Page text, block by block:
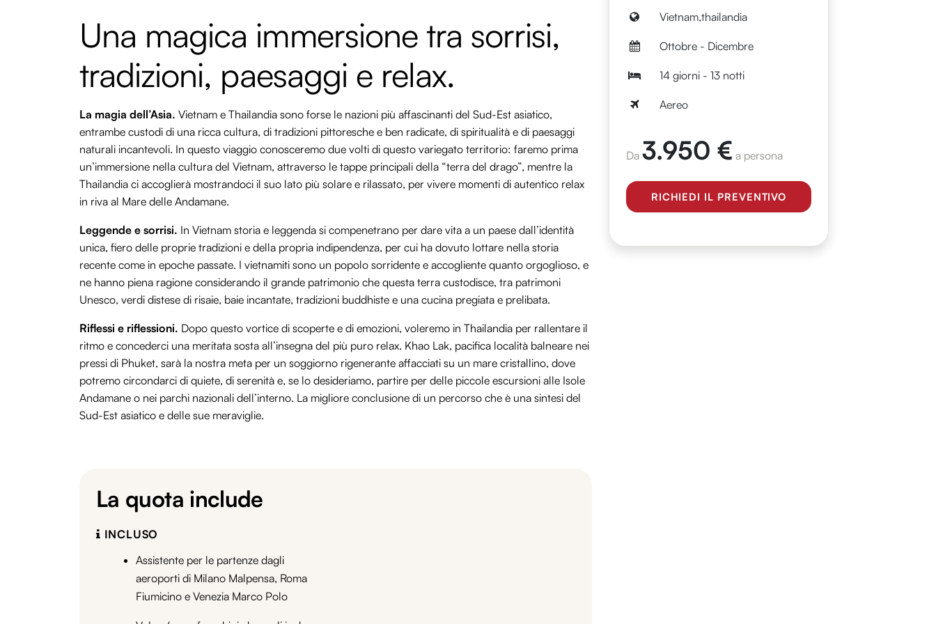
Una magica immersione tra sorrisi,
tradizioni, paesaggi e relax.
La magia dell’Asia. Vietnam e Thailandia sono forse le nazioni più affascinanti del Sud-Est asiatico,
entrambe custodi di una ricca cultura, di tradizioni pittoresche e ben radicate, di spiritualità e di paesaggi
naturali incantevoli. In questo viaggio conosceremo due volti di questo variegato territorio: faremo prima
un’immersione nella cultura del Vietnam, attraverso le tappe principali della “terra del drago”, mentre la
Thailandia ci accoglierà mostrandoci il suo lato più solare e rilassato, per vivere momenti di autentico relax
in riva al Mare delle Andamane.
Leggende e sorrisi. In Vietnam storia e leggenda si compenetrano per dare vita a un paese dall’identità
unica, fiero delle proprie tradizioni e della propria indipendenza, per cui ha dovuto lottare nella storia
recente come in epoche passate. I vietnamiti sono un popolo sorridente e accogliente quanto orgoglioso, e
ne hanno piena ragione considerando il grande patrimonio che questa terra custodisce, tra patrimoni
Unesco, verdi distese di risaie, baie incantate, tradizioni buddhiste e una cucina pregiata e prelibata.
Riflessi e riflessioni. Dopo questo vortice di scoperte e di emozioni, voleremo in Thailandia per rallentare il
ritmo e concederci una meritata sosta all’insegna del più puro relax. Khao Lak, pacifica località balneare nei
pressi di Phuket, sarà la nostra meta per un soggiorno rigenerante affacciati su un mare cristallino, dove
potremo circondarci di quiete, di serenità e, se lo desideriamo, partire per delle piccole escursioni alle Isole
Andamane o nei parchi nazionali dell’interno. La migliore conclusione di un percorso che è una sintesi del
Sud-Est asiatico e delle sue meraviglie.
La quota include
INCLUSO
Assistente per le partenze dagli
aeroporti di Milano Malpensa, Roma
Fiumicino e Venezia Marco Polo
Vietnam,thailandia
Ottobre - Dicembre
14 giorni - 13 notti
Aereo
Da 3.950 € a persona
RICHIEDI IL PREVENTIVO